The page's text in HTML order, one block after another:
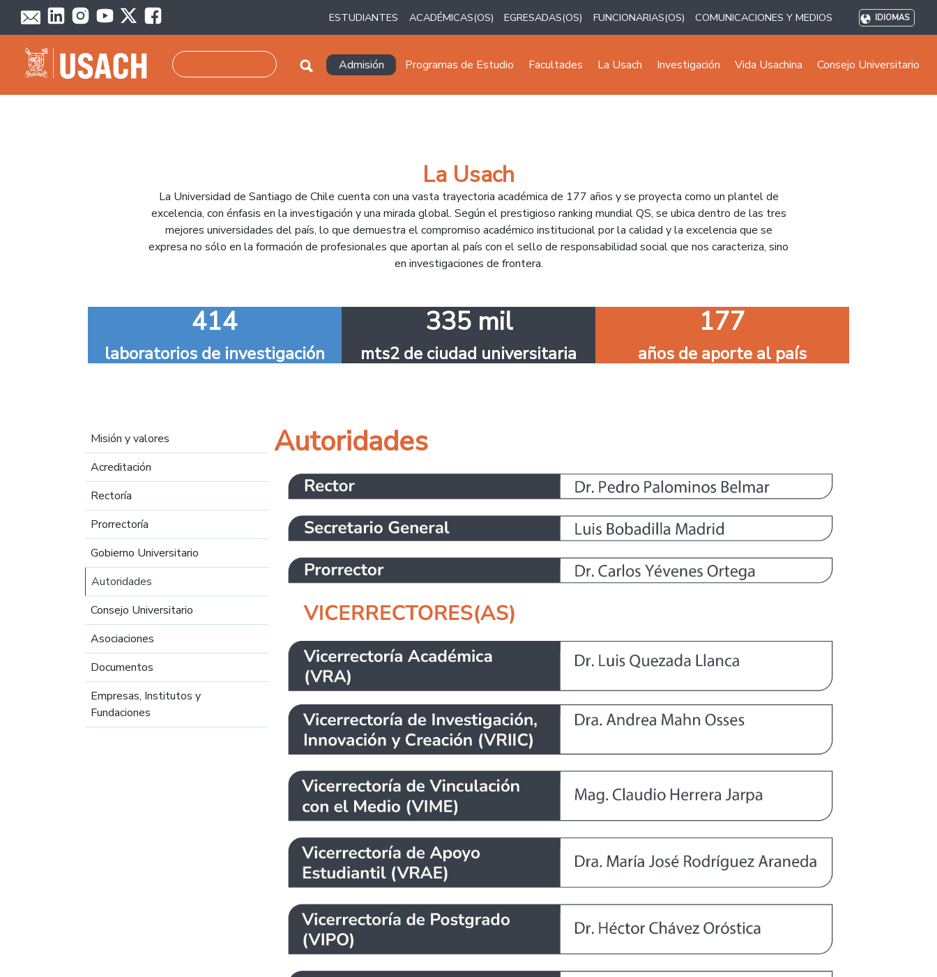
Pasar al contenido principal
ESTUDIANTES ACADÉMICAS(OS) EGRESADAS(OS) FUNCIONARIAS(OS) COMUNICACIONES Y MEDIOS IDIOMAS
Navegación principal
Admisión Programas de Estudio Facultades La Usach Investigación Vida Usachina Consejo Universitario
La Usach
La Universidad de Santiago de Chile cuenta con una vasta trayectoria académica de 177 años y se proyecta como un plantel de
excelencia, con énfasis en la investigación y una mirada global. Según el prestigioso ranking mundial QS, se ubica dentro de las tres
mejores universidades del país, lo que demuestra el compromiso académico institucional por la calidad y la excelencia que se
expresa no sólo en la formación de profesionales que aportan al país con el sello de responsabilidad social que nos caracteriza, sino
en investigaciones de frontera.
414
laboratorios de investigación
335 mil
mts2 de ciudad universitaria
177
años de aporte al país
Navegación principal
Misión y valores
Acreditación
Rectoría
Prorrectoría
Gobierno Universitario
Autoridades
Consejo Universitario
Asociaciones
Documentos
Empresas, Institutos y
Fundaciones
Autoridades